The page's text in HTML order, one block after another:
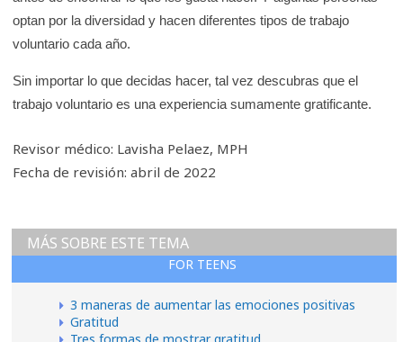
optan por la diversidad y hacen diferentes tipos de trabajo
voluntario cada año.
Sin importar lo que decidas hacer, tal vez descubras que el
trabajo voluntario es una experiencia sumamente gratificante.
Revisor médico: Lavisha Pelaez, MPH
Fecha de revisión: abril de 2022
FOR TEENS
MÁS SOBRE ESTE TEMA
3 maneras de aumentar las emociones positivas
Gratitud